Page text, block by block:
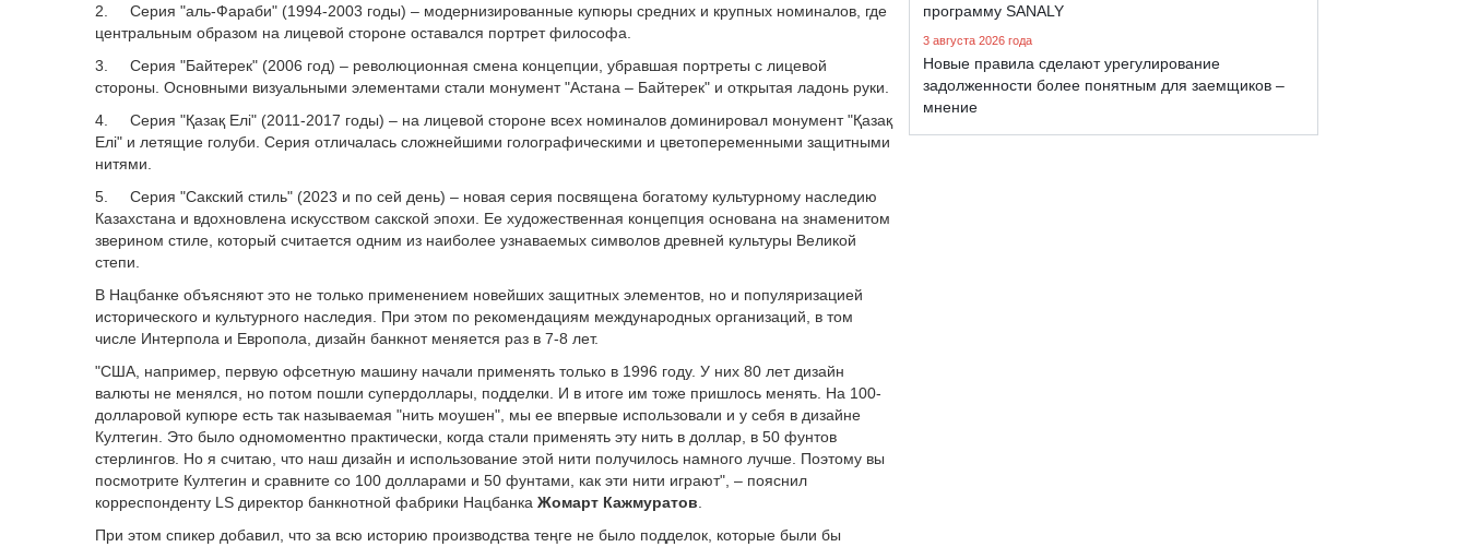
2. Серия "аль-Фараби" (1994-2003 годы) – модернизированные купюры средних и крупных номиналов, где
центральным образом на лицевой стороне оставался портрет философа.
3. Серия "Байтерек" (2006 год) – революционная смена концепции, убравшая портреты с лицевой
стороны. Основными визуальными элементами стали монумент "Астана – Байтерек" и открытая ладонь руки.
4. Серия "Қазақ Елі" (2011-2017 годы) – на лицевой стороне всех номиналов доминировал монумент "Қазақ
Елі" и летящие голуби. Серия отличалась сложнейшими голографическими и цветопеременными защитными
нитями.
5. Серия "Сакский стиль" (2023 и по сей день) – новая серия посвящена богатому культурному наследию
Казахстана и вдохновлена искусством сакской эпохи. Ее художественная концепция основана на знаменитом
зверином стиле, который считается одним из наиболее узнаваемых символов древней культуры Великой
степи.
В Нацбанке объясняют это не только применением новейших защитных элементов, но и популяризацией
исторического и культурного наследия. При этом по рекомендациям международных организаций, в том
числе Интерпола и Европола, дизайн банкнот меняется раз в 7-8 лет.
"США, например, первую офсетную машину начали применять только в 1996 году. У них 80 лет дизайн
валюты не менялся, но потом пошли супердоллары, подделки. И в итоге им тоже пришлось менять. На 100-
долларовой купюре есть так называемая "нить моушен", мы ее впервые использовали и у себя в дизайне
Култегин. Это было одномоментно практически, когда стали применять эту нить в доллар, в 50 фунтов
стерлингов. Но я считаю, что наш дизайн и использование этой нити получилось намного лучше. Поэтому вы
посмотрите Култегин и сравните со 100 долларами и 50 фунтами, как эти нити играют", – пояснил
корреспонденту LS директор банкнотной фабрики Нацбанка Жомарт Кажмуратов
При этом спикер добавил, что за всю историю производства теңге не было подделок, которые были бы
программу SANALY
3 августа 2026 года
Новые правила сделают урегулирование
задолженности более понятным для заемщиков –
мнение